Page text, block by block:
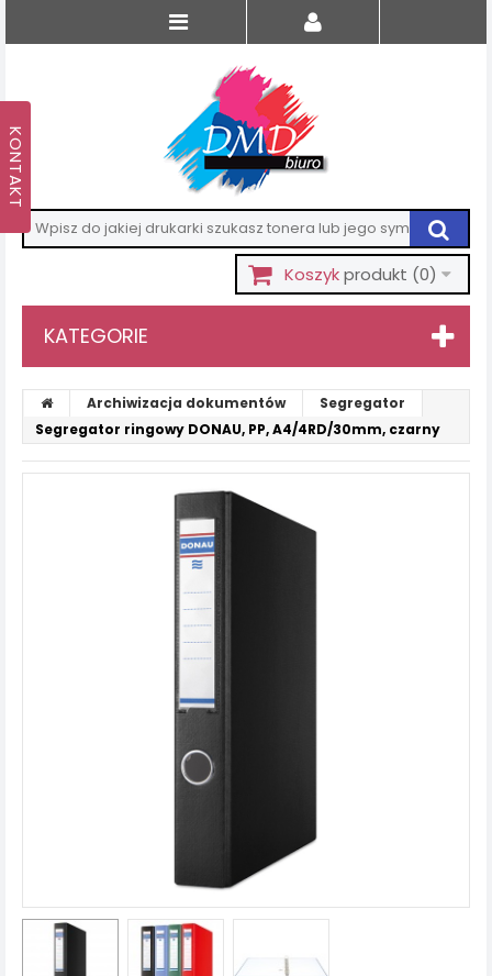
Koszykprodukt (0)
KATEGORIE
Archiwizacja dokumentów
Segregator
Segregator ringowy DONAU, PP, A4/4RD/30mm, czarny